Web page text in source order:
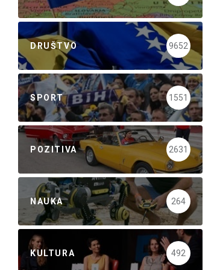
DRUŠTVO 9652
SPORT 1551
POZITIVA 2631
NAUKA 264
KULTURA 492